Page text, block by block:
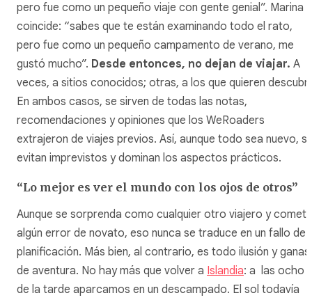
pero fue como un pequeño viaje con gente genial”. Marina
coincide: “sabes que te están examinando todo el rato,
pero fue como un pequeño campamento de verano, me
gustó mucho”. Desde entonces, no dejan de viajar. A
veces, a sitios conocidos; otras, a los que quieren
En ambos casos, se sirven de todas las notas,
recomendaciones y opiniones que los WeRoaders
extrajeron de viajes previos. Así, aunque todo sea nuevo,
evitan imprevistos y dominan los aspectos prácticos.
“Lo mejor es ver el mundo con los ojos de otros”
Aunque se sorprenda como cualquier otro viajero y cometa
algún error de novato, eso nunca se traduce en un fallo de
planificación. Más bien, al contrario, es todo ilusión y ganas
de aventura. No hay más que volver a Islandia: a las ocho
de la tarde aparcamos en un descampado. El sol todavía